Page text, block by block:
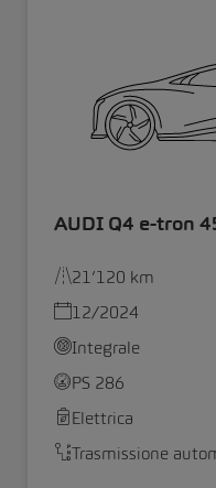
AUDI Q4 e-tron
21’120 km
12/2024
Integrale
PS 286
Elettrica
Trasmissione